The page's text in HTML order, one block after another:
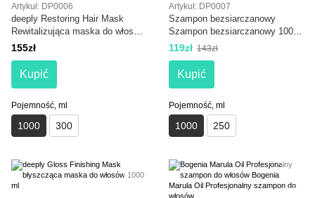
Artykuł: DP0006
deeply Restoring Hair Mask
Rewitalizująca maska do włosów
1000 ml
155zł
Kupić
Pojemność, ml
1000 300
Artykuł: DP0007
Szampon bezsiarczanowy
Szampon bezsiarczanowy 1000
ml
119zł 143zł
Kupić
Pojemność, ml
1000 250